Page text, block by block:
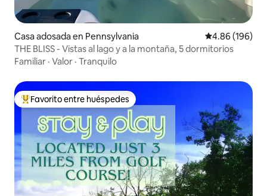
Casa adosada en Pennsylvania Calificación
4.86 (196)
THE BLISS - Vistas al lago y a la montaña, 5 dormitorios
Familiar · Valor · Tranquilo
De los mejores en Favorito entre huéspedes
Favorito entre huéspedes